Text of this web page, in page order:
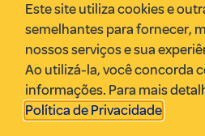
VR Assessoria
Parcerias
Envie uma pauta
Anuncie
Este site utiliza cookies e
semelhantes para fornecer,
nossos serviços e sua
Ao utilizá-la, você concorda
informações. Para mais
Política de Privacidade.